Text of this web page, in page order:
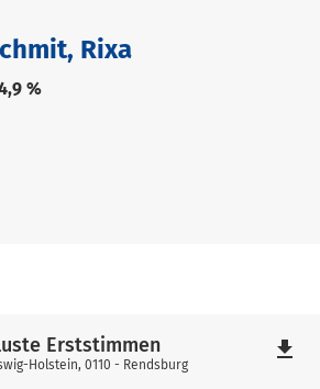
Rixa
%
Erststimmen
Holstein, 0110 - Rendsburg
file_download